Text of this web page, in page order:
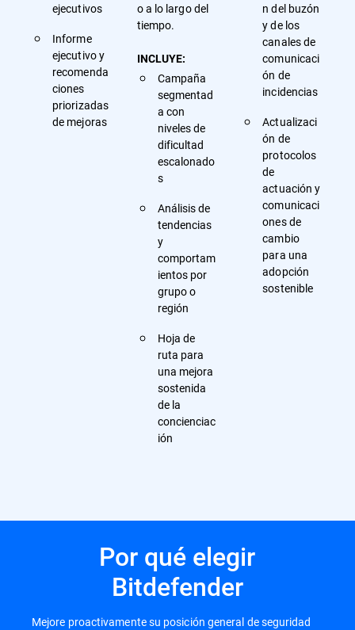
ejecutivos
Informe
ejecutivo y
recomenda
ciones
priorizadas
de mejoras
o a lo largo del
tiempo.
INCLUYE:
Campaña
segmentad
a con
niveles de
dificultad
escalonado
s
Análisis de
tendencias
y
comportam
ientos por
grupo o
región
Hoja de
ruta para
una mejora
sostenida
de la
concienciac
ión
n del buzón
y de los
canales de
comunicaci
ón de
incidencias
Actualizaci
ón de
protocolos
de
actuación y
comunicaci
ones de
cambio
para una
adopción
sostenible
Por qué elegir
Bitdefender
Mejore proactivamente su posición general de seguridad